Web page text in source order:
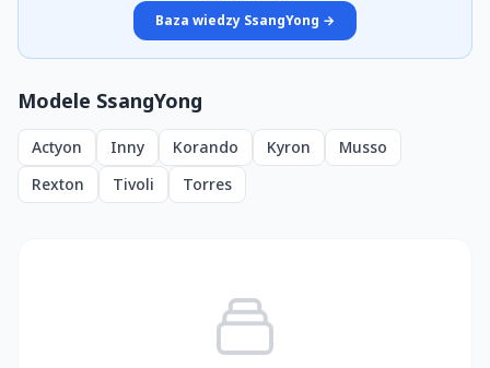
Baza wiedzy SsangYong →
Modele SsangYong
Actyon Inny Korando Kyron
Musso
Rexton
Tivoli Torres